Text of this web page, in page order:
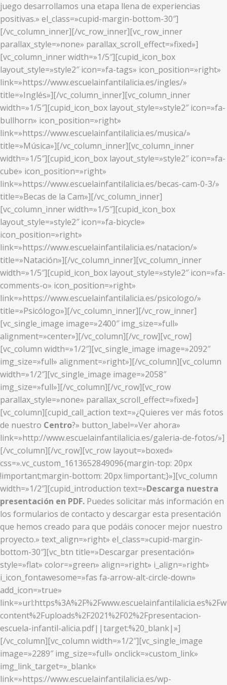
juego desarrollamos una etapa llena de experiencias
positivas.» el_class=»cupid-margin-bottom-30″]
[/vc_column_inner][/vc_row_inner][vc_row_inner
parallax_style=»none» parallax_scroll_effect=»fixed»]
[vc_column_inner width=»1/5″][cupid_icon_box
layout_style=»style2″ icon=»fa-tags» icon_position=»right»
link=»https://www.escuelainfantilalicia.es/ingles/»
title=»Inglés»][/vc_column_inner][vc_column_inner
width=»1/5″][cupid_icon_box layout_style=»style2″ icon=»fa-
bullhorn» icon_position=»right»
link=»https://www.escuelainfantilalicia.es/musica/»
title=»Música»][/vc_column_inner][vc_column_inner
width=»1/5″][cupid_icon_box layout_style=»style2″ icon=»fa-
cube» icon_position=»right»
link=»https://www.escuelainfantilalicia.es/becas-cam-0-3/»
title=»Becas de la Cam»][/vc_column_inner]
[vc_column_inner width=»1/5″][cupid_icon_box
layout_style=»style2″ icon=»fa-bicycle»
icon_position=»right»
link=»https://www.escuelainfantilalicia.es/natacion/»
title=»Natación»][/vc_column_inner][vc_column_inner
width=»1/5″][cupid_icon_box layout_style=»style2″ icon=»fa-
comments-o» icon_position=»right»
link=»https://www.escuelainfantilalicia.es/psicologo/»
title=»Psicólogo»][/vc_column_inner][/vc_row_inner]
[vc_single_image image=»2400″ img_size=»full»
alignment=»center»][/vc_column][/vc_row][vc_row]
[vc_column width=»1/2″][vc_single_image image=»2092″
img_size=»full» alignment=»right»][/vc_column][vc_column
width=»1/2″][vc_single_image image=»2058″
img_size=»full»][/vc_column][/vc_row][vc_row
parallax_style=»none» parallax_scroll_effect=»fixed»]
[vc_column][cupid_call_action text=»¿Quieres ver más fotos
de nuestro Centro?» button_label=»Ver ahora»
link=»http://www.escuelainfantilalicia.es/galeria-de-fotos/»]
[/vc_column][/vc_row][vc_row layout=»boxed»
css=».vc_custom_1613652849096{margin-top: 20px
!important;margin-bottom: 20px !important;}»][vc_column
width=»1/2″][cupid_introduction text=»Descarga nuestra
presentación en PDF. Puedes solicitar más información en
los formularios de contacto y descargar esta presentación
que hemos creado para que podáis conocer mejor nuestro
proyecto.» text_align=»right» el_class=»cupid-margin-
bottom-30″][vc_btn title=»Descargar presentación»
style=»flat» color=»green» align=»right» i_align=»right»
i_icon_fontawesome=»fas fa-arrow-alt-circle-down»
add_icon=»true»
content%2Fuploads%2F2021%2F02%2Fpresentacion-
escuela-infantil-alicia.pdf||target:%20_blank|»]
[/vc_column][vc_column width=»1/2″][vc_single_image
image=»2289″ img_size=»full» onclick=»custom_link»
img_link_target=»_blank»
link=»https://www.escuelainfantilalicia.es/wp-